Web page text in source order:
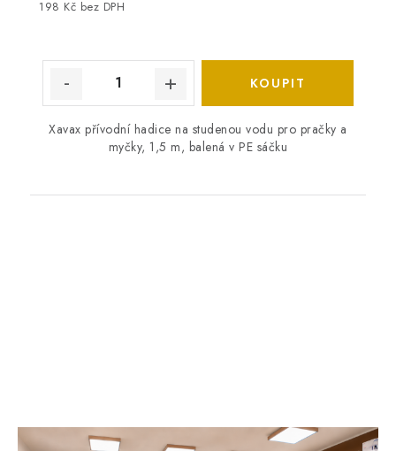
198 Kč bez DPH
Xavax přívodní hadice na studenou vodu pro pračky a
myčky, 1,5 m, balená v PE sáčku